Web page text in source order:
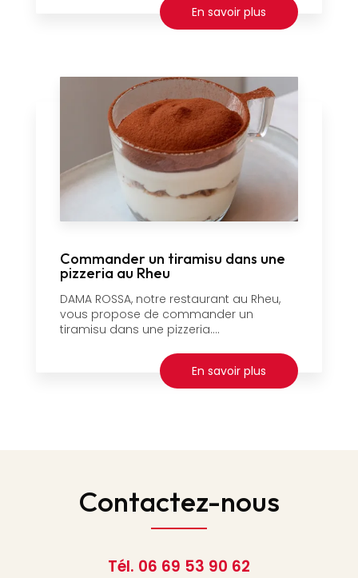
En savoir plus
Commander un tiramisu dans une
pizzeria au Rheu
DAMA ROSSA, notre restaurant au Rheu,
vous propose de commander un
tiramisu dans une pizzeria....
En savoir plus
Contactez-nous
Tél. 06 69 53 90 62